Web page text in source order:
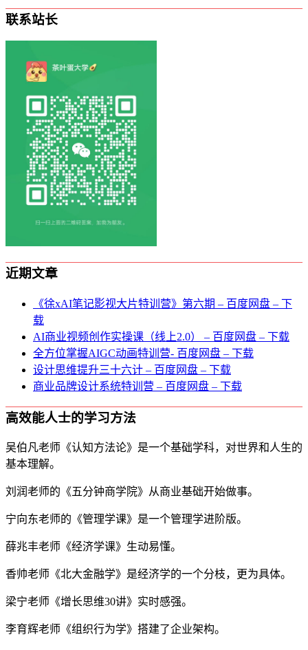
联系站长
近期文章
《徐xAI笔记影视大片特训营》第六期 – 百度网盘 – 下
载
AI商业视频创作实操课（线上2.0） – 百度网盘 – 下载
全方位掌握AIGC动画特训营- 百度网盘 – 下载
设计思维提升三十六计 – 百度网盘 – 下载
商业品牌设计系统特训营 – 百度网盘 – 下载
高效能人士的学习方法
吴伯凡老师《认知方法论》是一个基础学科，对世界和人生的
基本理解。
刘润老师的《五分钟商学院》从商业基础开始做事。
宁向东老师的《管理学课》是一个管理学进阶版。
薛兆丰老师《经济学课》生动易懂。
香帅老师《北大金融学》是经济学的一个分枝，更为具体。
梁宁老师《增长思维30讲》实时感强。
李育辉老师《组织行为学》搭建了企业架构。